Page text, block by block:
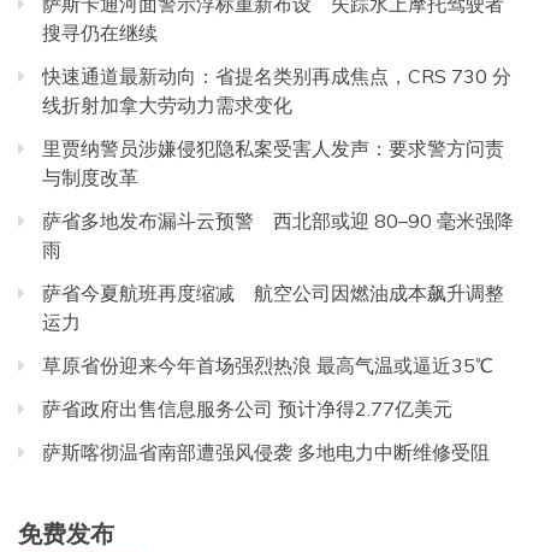
搜寻仍在继续
快速通道最新动向：省提名类别再成焦点，CRS 730 分
线折射加拿大劳动力需求变化
里贾纳警员涉嫌侵犯隐私案受害人发声：要求警方问责
与制度改革
萨省多地发布漏斗云预警 西北部或迎 80–90 毫米强降
雨
萨省今夏航班再度缩减 航空公司因燃油成本飙升调整
运力
草原省份迎来今年首场强烈热浪 最高气温或逼近35℃
萨省政府出售信息服务公司 预计净得2.77亿美元
萨斯喀彻温省南部遭强风侵袭 多地电力中断维修受阻
免费发布